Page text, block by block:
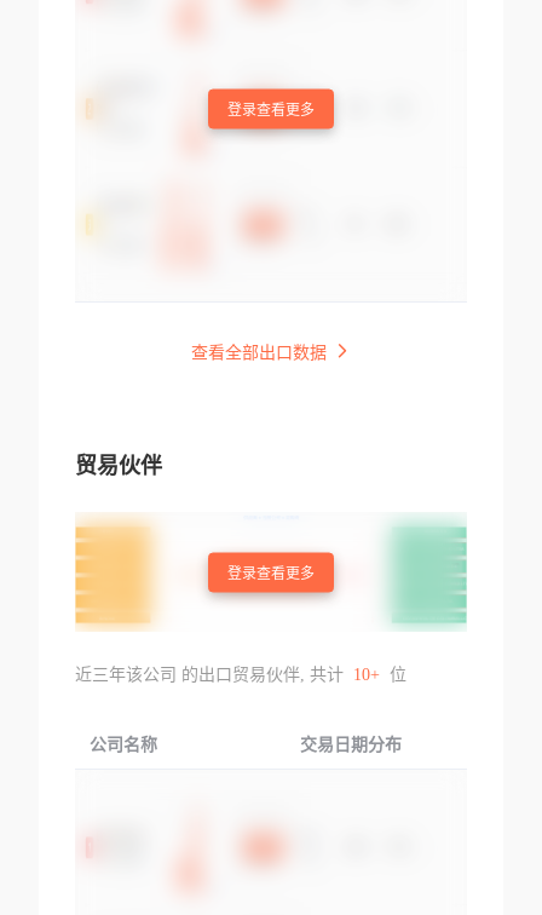
登录查看更多
查看全部出口数据
贸易伙伴
登录查看更多
近三年该公司 的出口贸易伙伴, 共计 10+ 位
公司名称 交易日期分布